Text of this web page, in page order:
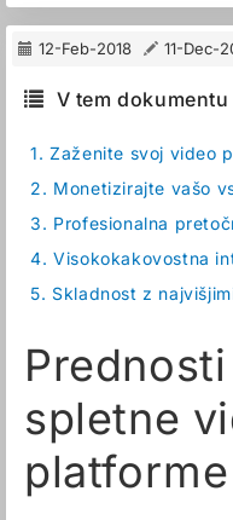
12-Feb-2018 11-Dec-
V tem dokumentu
1. Zaženite svoj video
2. Monetizirajte vašo
3. Profesionalna
4. Visokokakovostna
5. Skladnost z
spletne
platforme